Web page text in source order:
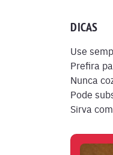
DICAS
Use
Prefira
Nunca
Pode
Sirva